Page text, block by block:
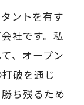
ントを有す
社です。私
、オープン
破を通じ
ち残るため